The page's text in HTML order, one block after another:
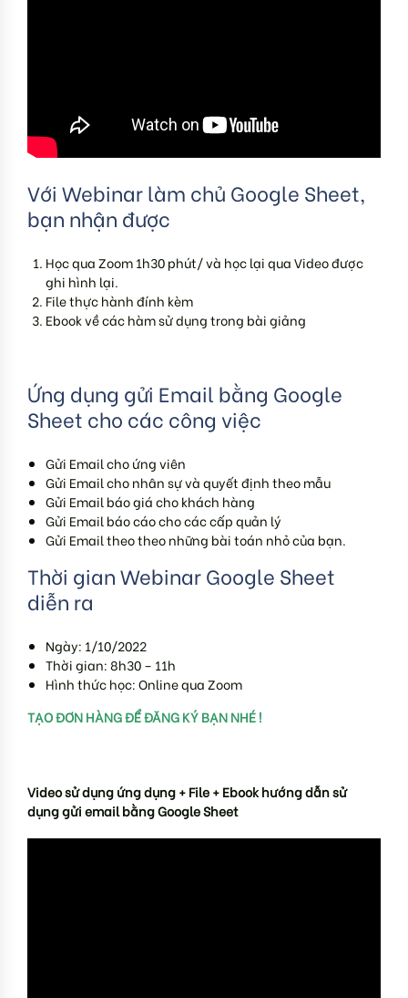
Với Webinar làm chủ Google Sheet,
bạn nhận được
Học qua Zoom 1h30 phút/ và học lại qua Video được
ghi hình lại.
File thực hành đính kèm
Ebook về các hàm sử dụng trong bài giảng
Ứng dụng gửi Email bằng Google
Sheet cho các công việc
Gửi Email cho ứng viên
Gửi Email cho nhân sự và quyết định theo mẫu
Gửi Email báo giá cho khách hàng
Gửi Email báo cáo cho các cấp quản lý
Gửi Email theo theo những bài toán nhỏ của bạn.
Thời gian Webinar Google Sheet
diễn ra
Ngày: 1/10/2022
Thời gian: 8h30 – 11h
Hình thức học: Online qua Zoom
TẠO ĐƠN HÀNG ĐỂ ĐĂNG KÝ BẠN NHÉ !
Video sử dụng ứng dụng + File + Ebook hướng dẫn sử
dụng gửi email bằng Google Sheet